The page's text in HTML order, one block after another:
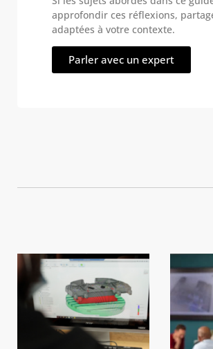
approfondir ces réflexions,
adaptées à votre contexte.
Parler avec un expert